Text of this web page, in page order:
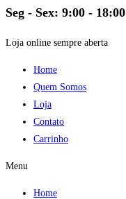
Seg - Sex: 9:00 - 18:00
Loja online sempre aberta
Home
Quem Somos
Loja
Contato
Carrinho
Menu
Home